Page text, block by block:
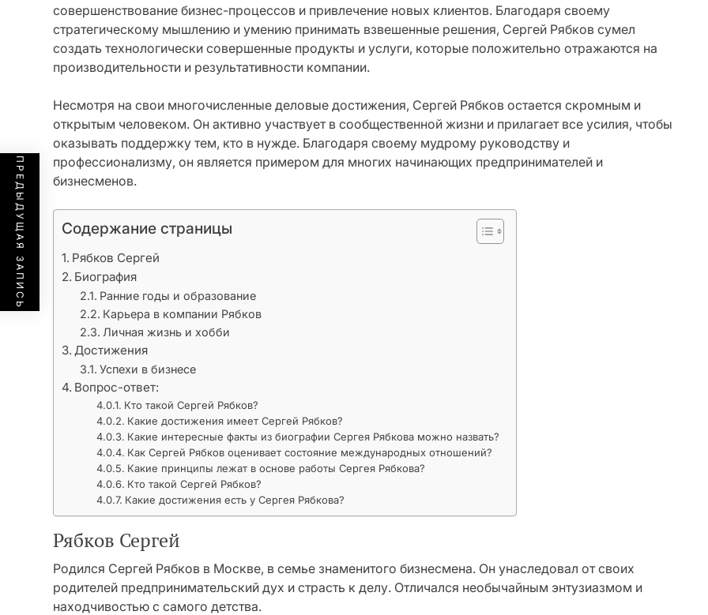
совершенствование бизнес-процессов и привлечение новых клиентов. Благодаря своему
стратегическому мышлению и умению принимать взвешенные решения, Сергей Рябков сумел
создать технологически совершенные продукты и услуги, которые положительно отражаются на
производительности и результативности компании.
Несмотря на свои многочисленные деловые достижения, Сергей Рябков остается скромным и
открытым человеком. Он активно участвует в сообщественной жизни и прилагает все усилия, чтобы
оказывать поддержку тем, кто в нужде. Благодаря своему мудрому руководству и
профессионализму, он является примером для многих начинающих предпринимателей и
бизнесменов.
Содержание страницы
Рябков Сергей
Биография
Ранние годы и образование
Карьера в компании Рябков
Личная жизнь и хобби
Достижения
Успехи в бизнесе
Вопрос-ответ:
Кто такой Сергей Рябков?
Какие достижения имеет Сергей Рябков?
Какие интересные факты из биографии Сергея Рябкова можно назвать?
Как Сергей Рябков оценивает состояние международных отношений?
Какие принципы лежат в основе работы Сергея Рябкова?
Кто такой Сергей Рябков?
Какие достижения есть у Сергея Рябкова?
Рябков Сергей
Родился Сергей Рябков в Москве, в семье знаменитого бизнесмена. Он унаследовал от своих
родителей предпринимательский дух и страсть к делу. Отличался необычайным энтузиазмом и
находчивостью с самого детства.
ПРЕДЫДУЩАЯ ЗАПИСЬ